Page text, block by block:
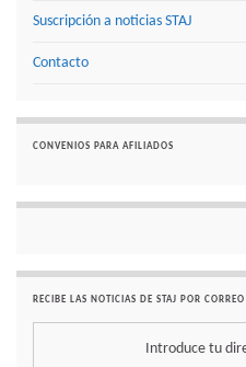
Suscripción a noticias STAJ
Contacto
CONVENIOS PARA AFILIADOS
RECIBE LAS NOTICIAS DE STAJ POR
Introduce tu